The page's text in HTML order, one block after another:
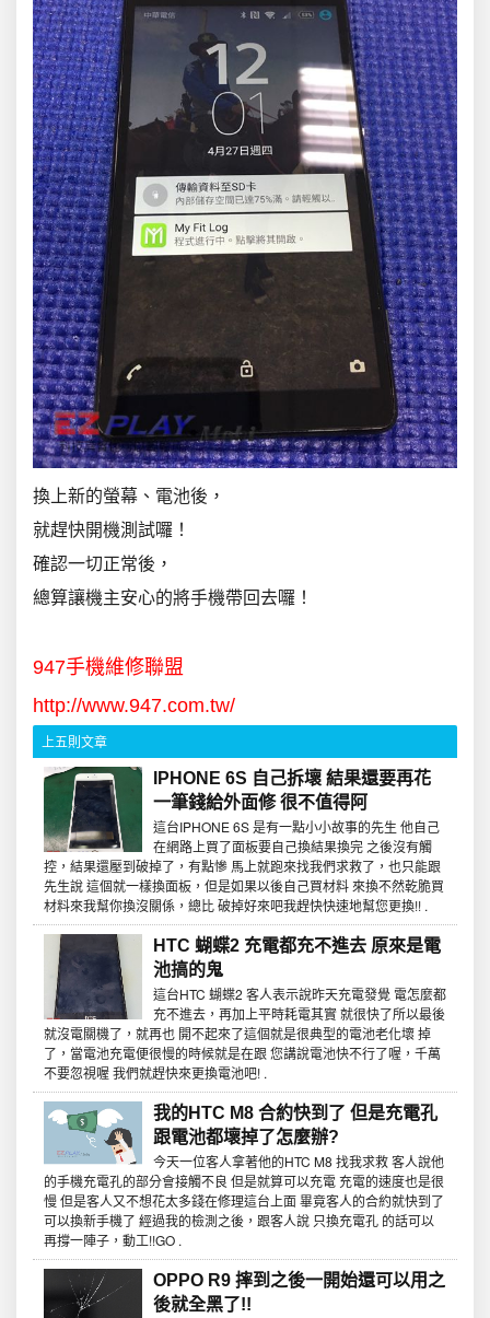
換上新的螢幕、電池後，
就趕快開機測試囉！
確認一切正常後，
總算讓機主安心的將手機帶回去囉！
947手機維修聯盟
http://www.947.com.tw/
上五則文章
IPHONE 6S 自己拆壞 結果還要再花
一筆錢給外面修 很不值得阿
這台IPHONE 6S 是有一點小小故事的先生 他自己
在網路上買了面板要自己換結果換完 之後沒有觸
控，結果還壓到破掉了，有點慘 馬上就跑來找我們求救了，也只能跟
先生說 這個就一樣換面板，但是如果以後自己買材料 來換不然乾脆買
材料來我幫你換沒關係，總比 破掉好來吧我趕快快速地幫您更換!! .
HTC 蝴蝶2 充電都充不進去 原來是電
池搞的鬼
這台HTC 蝴蝶2 客人表示說昨天充電發覺 電怎麼都
充不進去，再加上平時耗電其實 就很快了所以最後
就沒電關機了，就再也 開不起來了這個就是很典型的電池老化壞 掉
了，當電池充電便很慢的時候就是在跟 您講說電池快不行了喔，千萬
不要忽視喔 我們就趕快來更換電池吧! .
我的HTC M8 合約快到了 但是充電孔
跟電池都壞掉了怎麼辦?
今天一位客人拿著他的HTC M8 找我求救 客人說他
的手機充電孔的部分會接觸不良 但是就算可以充電 充電的速度也是很
慢 但是客人又不想花太多錢在修理這台上面 畢竟客人的合約就快到了
可以換新手機了 經過我的檢測之後，跟客人說 只換充電孔 的話可以
再撐一陣子，動工!!GO .
OPPO R9 摔到之後一開始還可以用之
後就全黑了!!